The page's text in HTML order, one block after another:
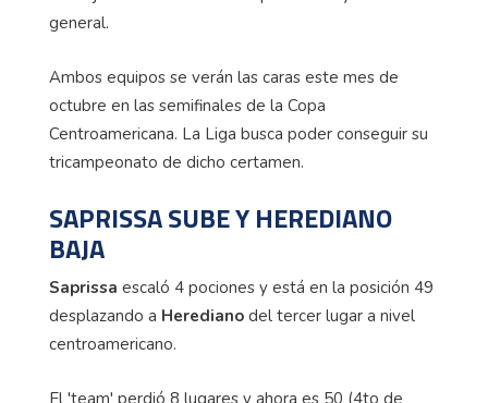
general.
Ambos equipos se verán las caras este mes de
octubre en las semifinales de la Copa
Centroamericana. La Liga busca poder conseguir su
tricampeonato de dicho certamen.
SAPRISSA SUBE Y HEREDIANO
BAJA
Saprissa escaló 4 pociones y está en la posición 49
desplazando a Herediano del tercer lugar a nivel
centroamericano.